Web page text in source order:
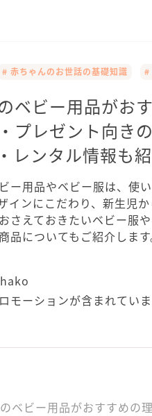
# 赤ちゃんのお世話の基礎知識 #
ベビー用品がお
プレゼント向き
レンタル情報も
ー用品やベビー服は、使
インにこだわり、新生児
さえておきたいベビー服
品についてもご紹介します
モーションが含まれてい
ベビー用品がおすすめの